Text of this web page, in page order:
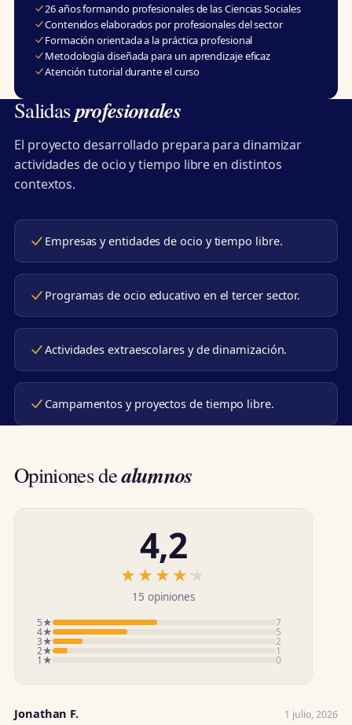
26 años formando profesionales de las Ciencias Sociales
Contenidos elaborados por profesionales del sector
Formación orientada a la práctica profesional
Metodología diseñada para un aprendizaje eficaz
Atención tutorial durante el curso
Salidasprofesionales
El proyecto desarrollado prepara para dinamizar
actividades de ocio y tiempo libre en distintos
contextos.
Empresas y entidades de ocio y tiempo libre.
Programas de ocio educativo en el tercer sector.
Actividades extraescolares y de dinamización.
Campamentos y proyectos de tiempo libre.
Opiniones dealumnos
4,2
★★★★★
★★★★★
15 opiniones
5★ 7
4★ 5
3★ 2
2★ 1
1★ 0
Jonathan F. 1 julio, 2026